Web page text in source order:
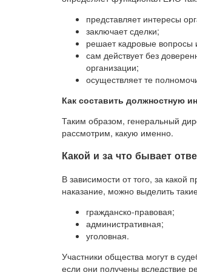
представляет интересы
заключает сделки;
решает кадровые вопросы
сам действует без
организации;
осуществляет те
Как составить должностную
Таким образом, генеральный
рассмотрим, какую именно.
Какой и за что бывает
В зависимости от того, за какой
наказание, можно выделить
гражданско-правовая;
административная;
уголовная.
Участники общества могут в
если они получены вследствие